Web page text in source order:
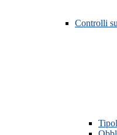
Controlli